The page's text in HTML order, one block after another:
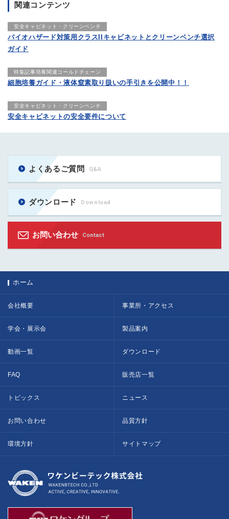
関連コンテンツ
安全キャビネット・クリーンベンチ
バイオハザード対策用クラスIIキャビネットとクリーンベンチ選択
ガイド
特集記事培養関連コールドチェーン
細胞培養ガイド・液体窒素取り扱いの手引きを公開中！！
安全キャビネット・クリーンベンチ
安全キャビネットの安全要件について
よくあるご質問 Q&A
ダウンロード Download
お問い合わせ Contact
ホーム
会社概要 事業所・アクセス
学会・展示会 製品案内
動画一覧 ダウンロード
FAQ 販売店一覧
トピックス ニュース
お問い合わせ 品質方針
環境方針 サイトマップ